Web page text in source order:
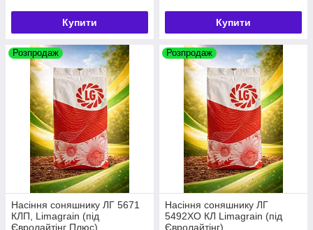
Купити Купити
Розпродаж
Насіння соняшнику ЛГ 5671
КЛП, Limagrain (під
Євролайтінг Плюс)
Розпродаж
Насіння соняшнику ЛГ
5492ХО КЛ Limagrain (під
Євролайтінг)